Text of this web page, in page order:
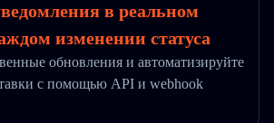
в реальном
изменении статуса
обновления и автоматизируйте
с помощью API и webhook